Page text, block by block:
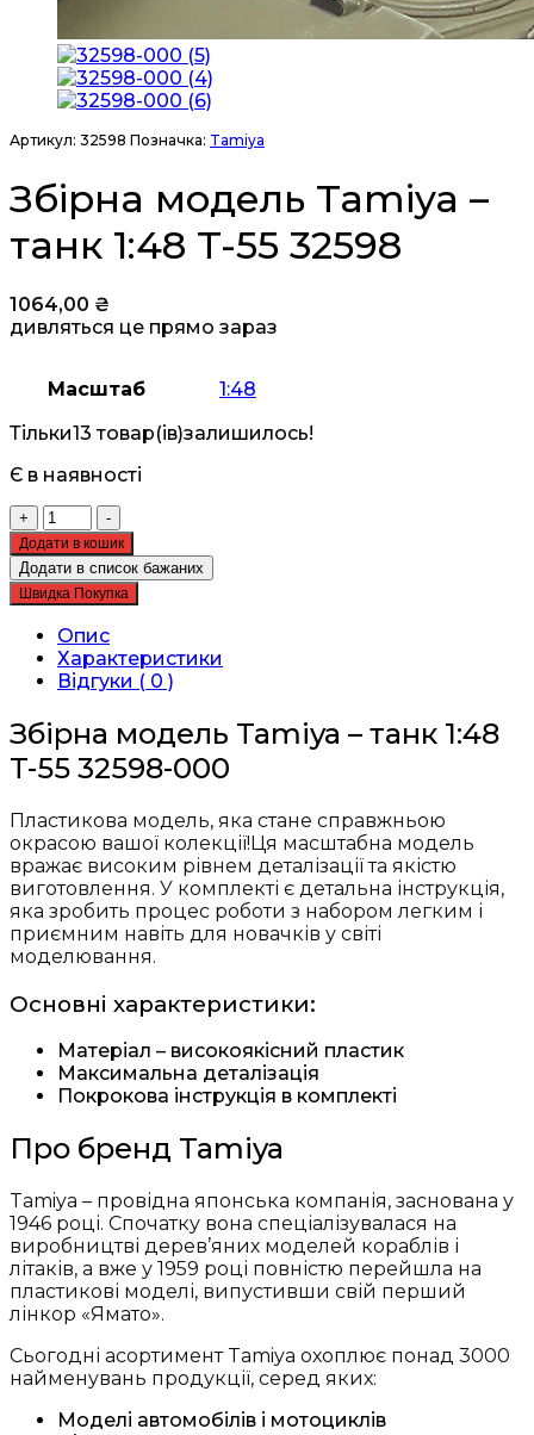
Артикул: 32598 Позначка: Tamiya
Збірна модель Tamiya –
танк 1:48 T-55 32598
1064,00 ₴
дивляться це прямо зараз
Масштаб
1:48
Тільки13 товар(ів)залишилось!
Є в наявності
+
Збірна
модель
Tamiya
-
танк
1:48
T-
55
32598
кількість
-
Додати в кошик
Додати в список бажаних
Швидка Покупка
Опис
Характеристики
Відгуки ( 0 )
Збірна модель Tamiya – танк 1:48
T-55 32598-000
Пластикова модель, яка стане справжньою
окрасою вашої колекції!Ця масштабна модель
вражає високим рівнем деталізації та якістю
виготовлення. У комплекті є детальна інструкція,
яка зробить процес роботи з набором легким і
приємним навіть для новачків у світі
моделювання.
Основні характеристики:
Матеріал – високоякісний пластик
Максимальна деталізація
Покрокова інструкція в комплекті
Про бренд Tamiya
Tamiya – провідна японська компанія, заснована у
1946 році. Спочатку вона спеціалізувалася на
виробництві дерев’яних моделей кораблів і
літаків, а вже у 1959 році повністю перейшла на
пластикові моделі, випустивши свій перший
лінкор «Ямато».
Сьогодні асортимент Tamiya охоплює понад 3000
найменувань продукції, серед яких:
Моделі автомобілів і мотоциклів